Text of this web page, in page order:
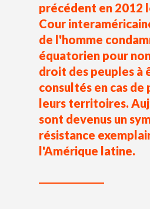
précédent en 2012
Cour
de l'homme
équatorien pour
droit des peuples à
consultés en cas de
leurs territoires.
sont devenus un
résistance
l'Amérique latine.